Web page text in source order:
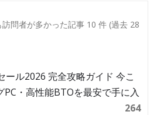
訪問者が多かった記事 10 件 (過去 28
ール2026 完全攻略ガイド 今こ
・高性能BTOを最安で手に入
264